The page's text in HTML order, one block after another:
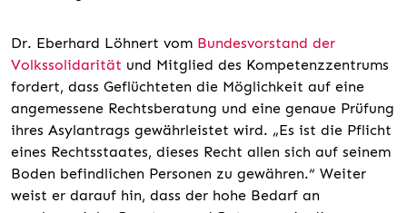
Dr. Eberhard Löhnert vom Bundesvorstand der
Volkssolidarität und Mitglied des Kompetenzzentrums
fordert, dass Geflüchteten die Möglichkeit auf eine
angemessene Rechtsberatung und eine genaue Prüfung
ihres Asylantrags gewährleistet wird. „Es ist die Pflicht
eines Rechtsstaates, dieses Recht allen sich auf seinem
Boden befindlichen Personen zu gewähren.“ Weiter
weist er darauf hin, dass der hohe Bedarf an